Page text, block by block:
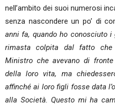
nell’ambito dei suoi numerosi
senza nascondere un po’ di
anni fa, quando ho conosciuto i
rimasta colpita dal fatto
Ministro che avevano di
della loro vita, ma
affinché ai loro figli fosse data
alla Società. Questo mi ha